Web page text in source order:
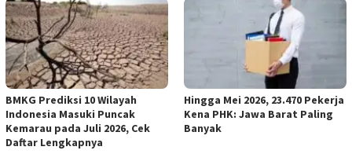
BMKG Prediksi 10 Wilayah
Indonesia Masuki Puncak
Kemarau pada Juli 2026, Cek
Daftar Lengkapnya
Hingga Mei 2026, 23.470 Pekerja
Kena PHK: Jawa Barat Paling
Banyak